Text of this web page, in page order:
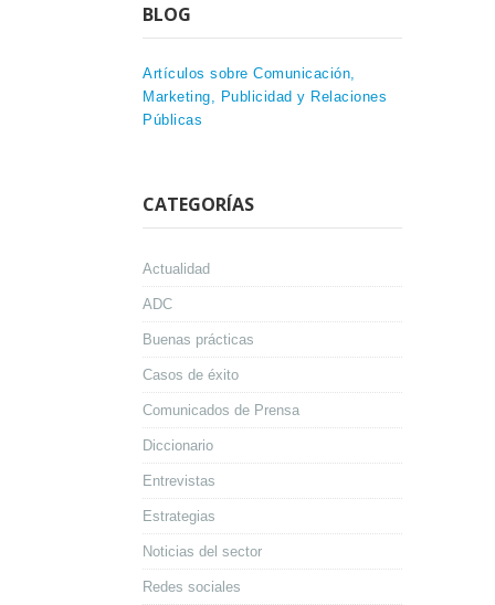
BLOG
Artículos sobre Comunicación,
Marketing, Publicidad y Relaciones
Públicas
CATEGORÍAS
Actualidad
ADC
Buenas prácticas
Casos de éxito
Comunicados de Prensa
Diccionario
Entrevistas
Estrategias
Noticias del sector
Redes sociales